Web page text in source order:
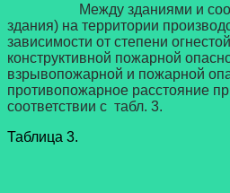
Между зданиями и
здания) на территории
зависимости от степени
конструктивной пожарной
взрывопожарной и пожарной
противопожарное расстояние
соответствии с табл. 3.
Таблица 3.